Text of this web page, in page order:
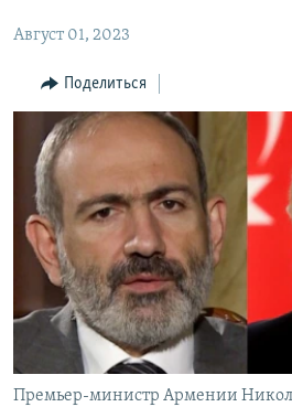
НАГОРНЫЙ КАРАБАХ
КУЛЬТУРА
СПОРТ
АРХИВ
Հայերեն
English
Русский
Все сайты Радио Азатутюн
Август 01, 2023
Поделиться
Премьер-министр Армении